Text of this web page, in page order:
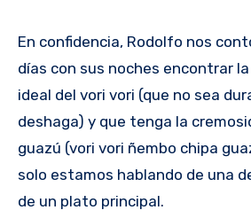
En confidencia, Rodolfo nos
días con sus noches encontrar
ideal del vori vori (que no sea
deshaga) y que tenga la
guazú (vori vori ñembo chipa
solo estamos hablando de una
de un plato principal.